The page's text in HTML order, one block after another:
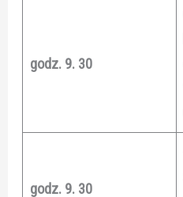
godz. 9. 30
godz. 9. 30